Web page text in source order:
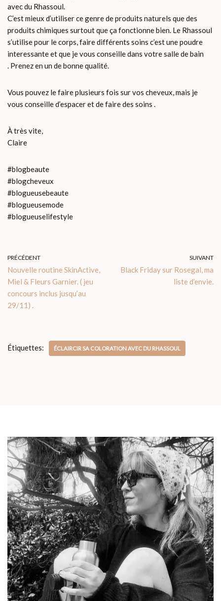
avec du Rhassoul.
C’est mieux d’utiliser ce genre de produits naturels que des
produits chimiques surtout que ça fonctionne bien. Le Rhassoul
s’utilise pour le corps, faire différents soins c’est une poudre
interessante et que je vous conseille dans votre salle de bain
. Prenez en un de bonne qualité.
Vous pouvez le faire plusieurs fois sur vos cheveux, mais je
vous conseille d’espacer et de faire des soins .
À très vite,
Claire
#blogbeaute
#blogcheveux
#blogueusebeaute
#blogueusemode
#blogueuselifestyle
PRÉCÉDENT
Nouvelle routine SkinActive,
Miel & Fleurs Garnier. ( jeu
concours inclus jusqu’au
29/11) .
SUIVANT
Black Friday sur Rosegal, ma
liste d’envie.
Étiquettes: ÉCLAIRCIR SA COLORATION AVEC DU RHASSOUL